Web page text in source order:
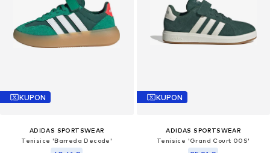
KUPON
ADIDAS SPORTSWEAR
Tenisice 'Barreda Decode'
KUPON
ADIDAS SPORTSWEAR
Tenisice 'Grand Court 00S'